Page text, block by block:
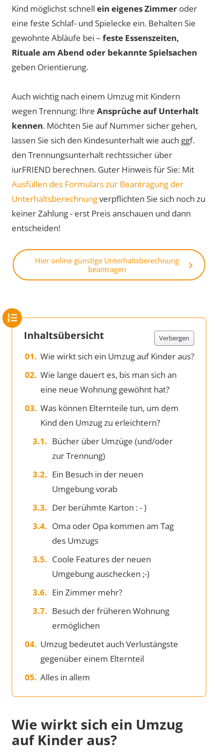
Kind möglichst schnell ein eigenes Zimmer oder
eine feste Schlaf- und Spielecke ein. Behalten Sie
gewohnte Abläufe bei – feste Essenszeiten,
Rituale am Abend oder bekannte Spielsachen
geben Orientierung.
Auch wichtig nach einem Umzug mit Kindern
wegen Trennung: Ihre Ansprüche auf Unterhalt
kennen. Möchten Sie auf Nummer sicher gehen,
lassen Sie sich den Kindesunterhalt wie auch ggf.
den Trennungsunterhalt rechtssicher über
iurFRIEND berechnen. Guter Hinweis für Sie: Mit
Ausfüllen des Formulars zur Beantragung der
Unterhaltsberechnungverpflichten Sie sich noch zu
keiner Zahlung - erst Preis anschauen und dann
entscheiden!
Hier online günstige Unterhaltsberechnung
beantragen
Inhaltsübersicht Verbergen
Wie wirkt sich ein Umzug auf Kinder aus?
Wie lange dauert es, bis man sich an
eine neue Wohnung gewöhnt hat?
Was können Elternteile tun, um dem
Kind den Umzug zu erleichtern?
Bücher über Umzüge (und/oder
zur Trennung)
Ein Besuch in der neuen
Umgebung vorab
Der berühmte Karton : - )
Oma oder Opa kommen am Tag
des Umzugs
Coole Features der neuen
Umgebung auschecken ;-)
Ein Zimmer mehr?
Besuch der früheren Wohnung
ermöglichen
Umzug bedeutet auch Verlustängste
gegenüber einem Elternteil
Alles in allem
Wie wirkt sich ein Umzug
auf Kinder aus?